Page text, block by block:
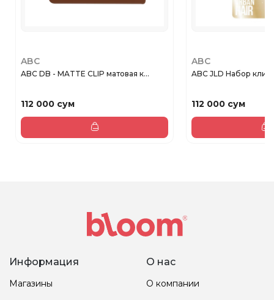
ABC
ABC DB - MATTE CLIP матовая к...
112 000 сум
ABC
ABC JLD Набор
112 000 сум
Информация
Магазины
О нас
О компании